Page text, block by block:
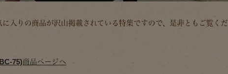
入りの商品が沢山掲載されている特集ですので、是非ともご覧くだ
75)商品ページへ